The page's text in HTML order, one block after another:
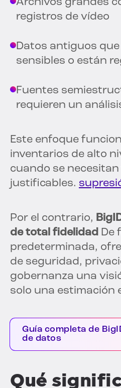
Archivos grandes
registros de vídeo
Datos antiguos
sensibles o están
Fuentes
requieren un
Este enfoque
inventarios de alto
cuando se
justificables.
Por el contrario,
de total fidelidad De
predeterminada,
de seguridad,
gobernanza una
solo una estimación
Guía completa de
de datos
Qué